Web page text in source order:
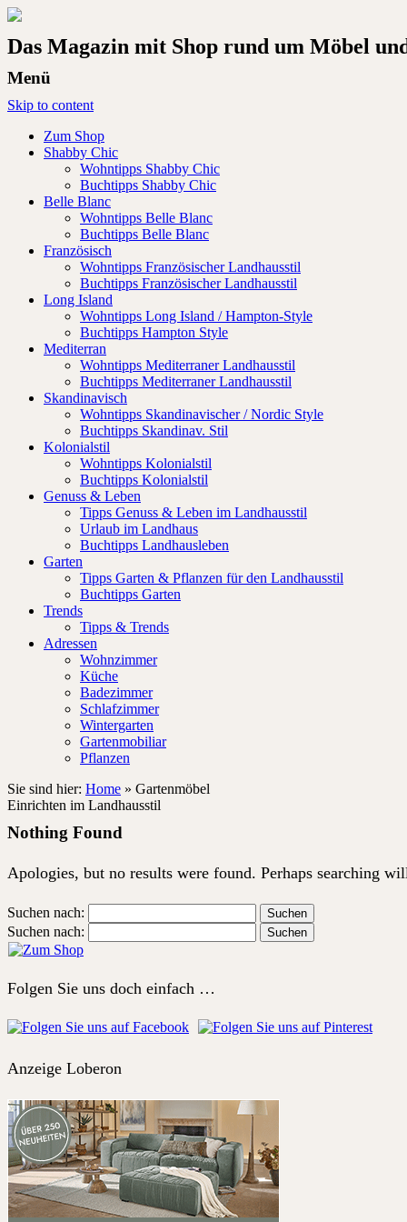
Das Magazin mit Shop rund um Möbel
Menü
Skip to content
Zum Shop
Shabby Chic
Wohntipps Shabby Chic
Buchtipps Shabby Chic
Belle Blanc
Wohntipps Belle Blanc
Buchtipps Belle Blanc
Französisch
Wohntipps Französischer Landhausstil
Buchtipps Französischer Landhausstil
Long Island
Wohntipps Long Island / Hampton-Style
Buchtipps Hampton Style
Mediterran
Wohntipps Mediterraner Landhausstil
Buchtipps Mediterraner Landhausstil
Skandinavisch
Wohntipps Skandinavischer / Nordic Style
Buchtipps Skandinav. Stil
Kolonialstil
Wohntipps Kolonialstil
Buchtipps Kolonialstil
Genuss & Leben
Tipps Genuss & Leben im Landhausstil
Urlaub im Landhaus
Buchtipps Landhausleben
Garten
Tipps Garten & Pflanzen für den Landhausstil
Buchtipps Garten
Trends
Tipps & Trends
Adressen
Wohnzimmer
Küche
Badezimmer
Schlafzimmer
Wintergarten
Gartenmobiliar
Pflanzen
Sie sind hier: Home » Gartenmöbel
Einrichten im Landhausstil
Nothing Found
Apologies, but no results were found. Perhaps searching
Suchen nach:
Suchen nach:
Folgen Sie uns doch einfach …
Anzeige Loberon